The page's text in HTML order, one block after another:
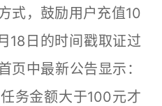
式，鼓励用户充值10
18日的时间戳取证过
页中最新公告显示：
务金额大于100元才